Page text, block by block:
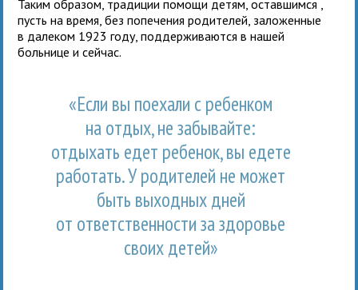
Таким образом, традиции помощи детям, оставшимся ,
пусть на время, без попечения родителей, заложенные
в далеком 1923 году, поддерживаются в нашей
больнице и сейчас.
«Если вы поехали с ребенком
на отдых, не забывайте:
отдыхать едет ребенок, вы едете
работать. У родителей не может
быть выходных дней
от ответственности за здоровье
своих детей»